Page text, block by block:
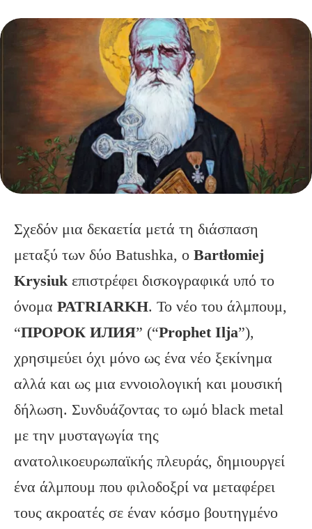
Σχεδόν μια δεκαετία μετά τη διάσπαση
μεταξύ των δύο Batushka, o Bartłomiej
Krysiukεπιστρέφει δισκογραφικά υπό το
όνομα PATRIARKH. Το νέο του άλμπουμ,
“ПРОРОК ИЛИЯ” (“ProphetIlja”),
χρησιμεύει όχι μόνο ως ένα νέο ξεκίνημα
αλλά και ως μια εννοιολογική και μουσική
δήλωση. Συνδυάζοντας το ωμό black metal
με την μυσταγωγία της
ανατολικοευρωπαϊκής πλευράς, δημιουργεί
ένα άλμπουμ που φιλοδοξρί να μεταφέρει
τους ακροατές σε έναν κόσμο βουτηγμένο